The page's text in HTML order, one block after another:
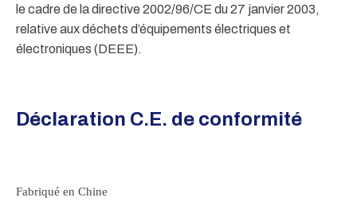
le cadre de la directive 2002/96/CE du 27 janvier 2003,
relative aux déchets d’équipements électriques et
électroniques (DEEE).
Déclaration C.E. de conformité
Fabriqué en Chine